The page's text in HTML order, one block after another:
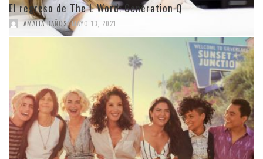
El regreso de The L Word: Generation Q
AMALIA BAÑOS, MAYO 13, 2021